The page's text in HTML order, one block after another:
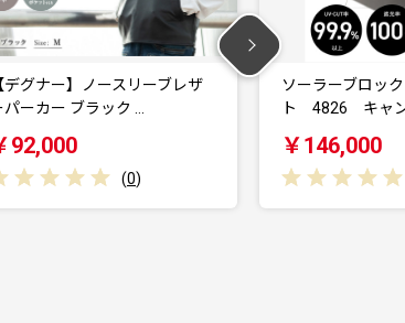
ソーラーブロック 切妻Qセッ
ト 4826 キャンプ…
￥146,000
(0
ソーラーブロ
ト 2727 キャ
￥80,000